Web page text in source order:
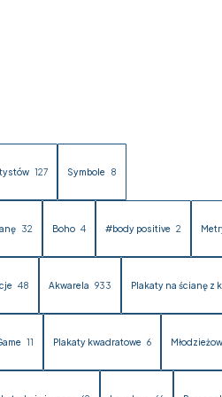
127 Symbole 8
32 Boho 4 #body positive 2
48 Akwarela 933 Plakaty na ścianę z
11 Plakaty kwadratowe 6